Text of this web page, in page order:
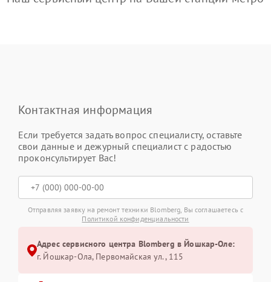
Контактная информация
Если требуется задать вопрос специалисту, оставьте
свои данные и дежурный специалист с радостью
проконсультирует Вас!
Отправляя заявку на ремонт техники Blomberg, Вы соглашаетесь с
Политикой конфиденциальности
Адрес сервисного центра Blomberg в Йошкар-Оле:
г. Йошкар-Ола, Первомайская ул., 115